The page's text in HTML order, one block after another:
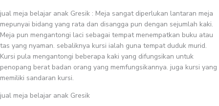
jual meja belajar anak Gresik : Meja sangat diperlukan lantaran meja
mepunyai bidang yang rata dan disangga pun dengan sejumlah kaki.
Meja pun mengantongi laci sebagai tempat menempatkan buku atau
tas yang nyaman. sebaliknya kursi ialah guna tempat duduk murid.
Kursi pula mengantongi beberapa kaki yang difungsikan untuk
penopang berat badan orang yang memfungsikannya. juga kursi yang
memiliki sandaran kursi.
jual meja belajar anak Gresik